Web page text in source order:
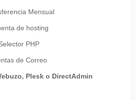
Mensual
de hosting
PHP
de Correo
Plesk o DirectAdmin